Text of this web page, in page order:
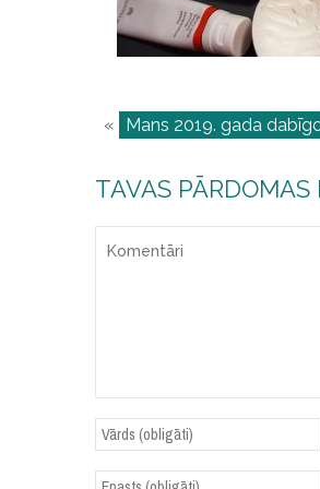
« Mans 2019. gada
TAVAS PĀRDOMAS